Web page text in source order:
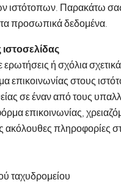
ιστότοπων. Παρακάτω
προσωπικά δεδομένα.
ή σχόλια
στους
σε έναν από τους
επικοινωνίας,
ακόλουθες πληροφορίες
ταχυδρομείου